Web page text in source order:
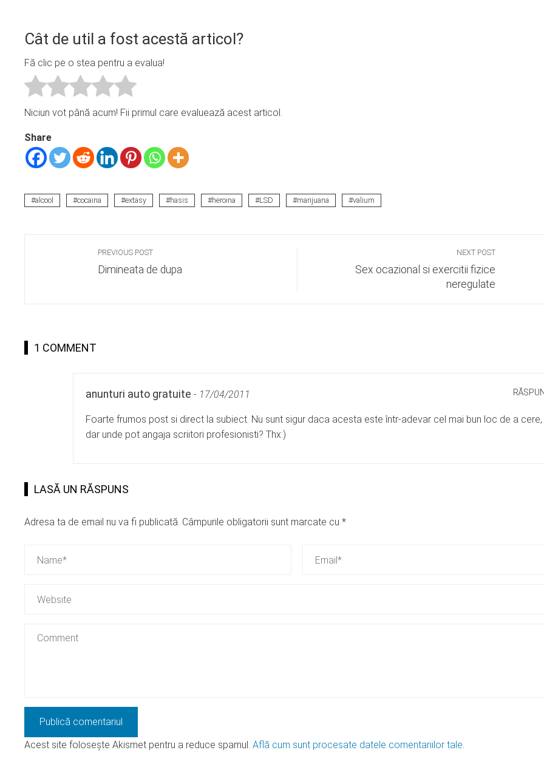
Cât de util a fost acestă articol?
Fă clic pe o stea pentru a evalua!
Niciun vot până acum! Fii primul care evaluează acest articol.
Share
alcool cocaina extasy hasis heroina LSD marijuana valium
PREVIOUS POST
Dimineata de dupa
NEXT POST
Sex ocazional si exercitii fizice
neregulate
1 COMMENT
anunturi auto gratuite - 17/04/2011
Foarte frumos post si direct la subiect. Nu sunt sigur daca acesta este într-adevar cel mai bun loc de a cere,
dar unde pot angaja scriitori profesionisti? Thx:)
LASĂ UN RĂSPUNS
Adresa ta de email nu va fi publicată. Câmpurile obligatorii sunt marcate cu *
Acest site folosește Akismet pentru a reduce spamul. Află cum sunt procesate datele comentariilor tale.